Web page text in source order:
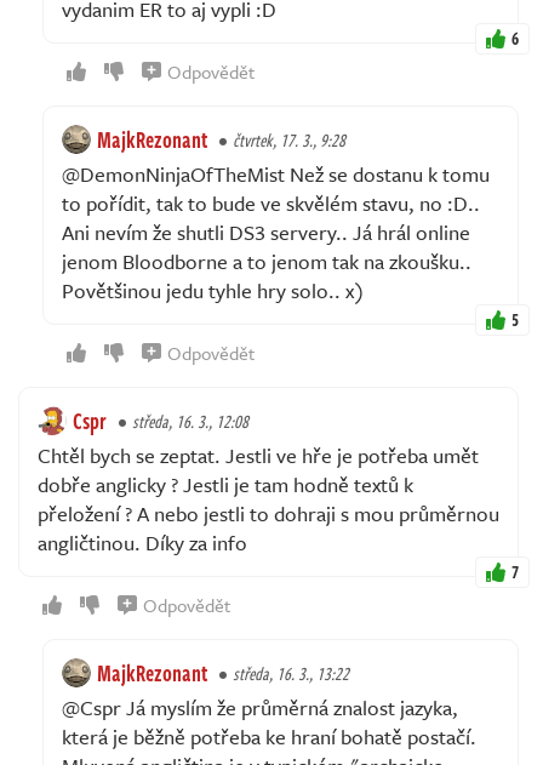
vydanim ER to aj vypli :D
6
Odpovědět
MajkRezonant čtvrtek, 17. 3., 9:28
@DemonNinjaOfTheMist Než se dostanu k tomu
to pořídit, tak to bude ve skvělém stavu, no :D..
Ani nevím že shutli DS3 servery.. Já hrál online
jenom Bloodborne a to jenom tak na zkoušku..
Povětšinou jedu tyhle hry solo.. x)
5
Odpovědět
Cspr středa, 16. 3., 12:08
Chtěl bych se zeptat. Jestli ve hře je potřeba umět
dobře anglicky ? Jestli je tam hodně textů k
přeložení ? A nebo jestli to dohraji s mou průměrnou
angličtinou. Díky za info
7
Odpovědět
MajkRezonant středa, 16. 3., 13:22
@Cspr Já myslím že průměrná znalost jazyka,
která je běžně potřeba ke hraní bohatě postačí.